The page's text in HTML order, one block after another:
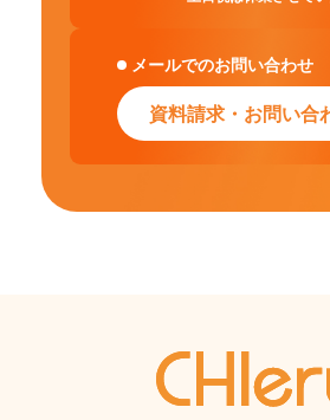
メールでのお問い合わせ
資料請求・お問い合